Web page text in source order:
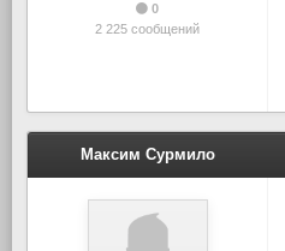
0
2 225 сообщений
Максим Сурмило